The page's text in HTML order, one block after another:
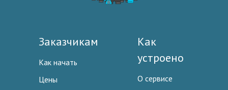
Заказчикам
Как начать
Цены
Как
устроено
О сервисе